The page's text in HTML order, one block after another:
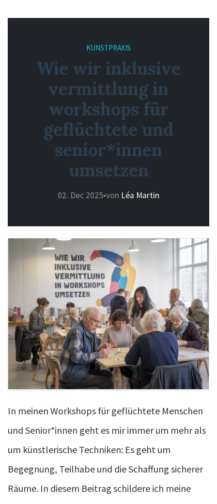
KUNSTPRAXIS
Wie wir inklusive
vermittlung in
workshops für
geflüchtete und
senior*innen
umsetzen
02. Dec 2025•von Léa Martin
In meinen Workshops für geflüchtete Menschen
und Senior*innen geht es mir immer um mehr als
um künstlerische Techniken: Es geht um
Begegnung, Teilhabe und die Schaffung sicherer
Räume. In diesem Beitrag schildere ich meine